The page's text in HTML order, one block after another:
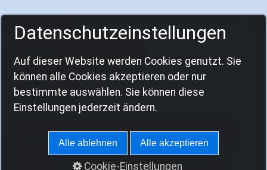
Kontakt
Impressum
Datenschutz
© 2021 | Rechtsanwalt und Notar Jan Thomas
Ockershausen | c/o Rechtsanwaltssozietät
Kleinjohann | Götzenbreite 4 | 37124 Göttingen-
Datenschutzeinstellungen
Auf dieser Website werden Cookies genutzt. Sie
können alle Cookies akzeptieren oder nur
bestimmte auswählen. Sie können diese
Einstellungen jederzeit ändern.
Alle ablehnen Alle akzeptieren
Cookie-Einstellungen